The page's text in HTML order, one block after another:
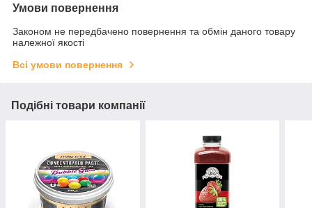
Умови повернення
Законом не передбачено повернення та обмін даного товару
належної якості
Всі умови повернення
Подібні товари компанії